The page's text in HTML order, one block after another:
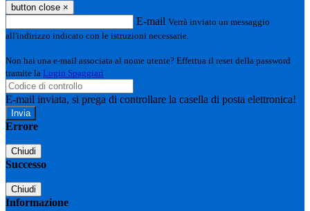
button close ×
E-mail Verrà inviato un messaggio
all'indirizzo indicato con le istruzioni necessarie.
Non hai una e-mail associata al nome utente? Effettua il reset della password
tramite la Login Spaggiari
E-mail inviata, si prega di controllare la casella di posta elettronica!
Errore
Chiudi
Successo
Chiudi
Informazione